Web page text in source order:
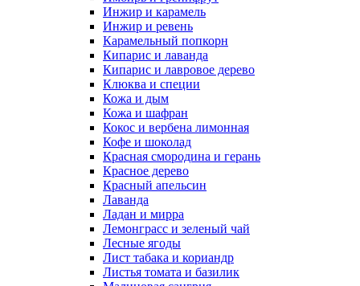
Инжир и карамель
Инжир и ревень
Карамельный попкорн
Кипарис и лаванда
Кипарис и лавровое дерево
Клюква и специи
Кожа и дым
Кожа и шафран
Кокос и вербена лимонная
Кофе и шоколад
Красная смородина и герань
Красное дерево
Красный апельсин
Лаванда
Ладан и мирра
Лемонграсс и зеленый чай
Лесные ягоды
Лист табака и кориандр
Листья томата и базилик